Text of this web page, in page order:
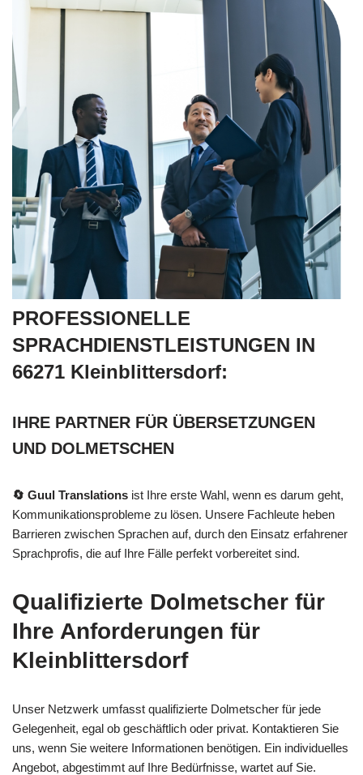
PROFESSIONELLE
SPRACHDIENSTLEISTUNGEN IN
66271 Kleinblittersdorf:
IHRE PARTNER FÜR ÜBERSETZUNGEN
UND DOLMETSCHEN
🔄 Guul Translations ist Ihre erste Wahl, wenn es darum geht,
Kommunikationsprobleme zu lösen. Unsere Fachleute heben
Barrieren zwischen Sprachen auf, durch den Einsatz erfahrener
Sprachprofis, die auf Ihre Fälle perfekt vorbereitet sind.
Qualifizierte Dolmetscher für
Ihre Anforderungen für
Kleinblittersdorf
Unser Netzwerk umfasst qualifizierte Dolmetscher für jede
Gelegenheit, egal ob geschäftlich oder privat. Kontaktieren Sie
uns, wenn Sie weitere Informationen benötigen. Ein individuelles
Angebot, abgestimmt auf Ihre Bedürfnisse, wartet auf Sie.